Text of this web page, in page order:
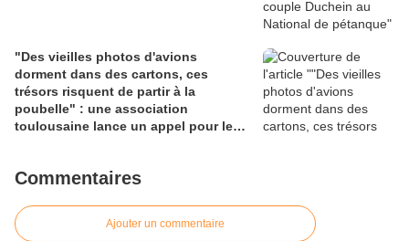
"Des vieilles photos d'avions
dorment dans des cartons, ces
trésors risquent de partir à la
poubelle" : une association
toulousaine lance un appel pour les
Commentaires
Ajouter un commentaire